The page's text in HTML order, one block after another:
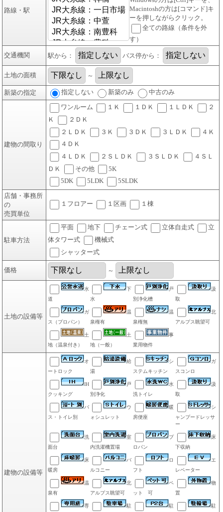
路線・駅
Macintoshの方は[コマンド]キ
ーを押しながらクリック。
全ての路線（条件を外
す）
交通機関 駅から： バス停から：
土地の面積 ～
新築の指定 指定しない 新築のみ 中古のみ
建物の間取り
ワンルーム １Ｋ １ＤＫ １ＬＤＫ
２
Ｋ
２ＤＫ
２ＬＤＫ
３Ｋ ３ＤＫ ３ＬＤＫ
４Ｋ
４ＤＫ
４ＬＤＫ
２ＳＬＤＫ ３ＳＬＤＫ
４ＳＬ
ＤＫ
その他
5K
5DK
5LDK
5SLDK
店舗・事務所
の
売買単位
１フロアー １区画 １棟
駐車方法
平面 地下 チェーン式 立体自走式
立
体タワー式
機械式
シャッター式
価格 ～
土地の設備等
水
道
下
水
戸
別浄化槽
汲
取
ガ
ス（プロパン）
温
泉権有
温
泉権無
北
アルプス眺望可
土
地（温泉付き）
土
地（一般）
事
業用物件
建物の設備等
オ
ートロック
給
湯
シ
ステムキッチン
ガ
スコンロ
IH
クッキング
戸
別浄化
水
洗トイレ
汲
取
バ
ス・トイレ別
ウ
ォシュレット
暖
房便座
シ
ャンプードレッサ
ー
洗
面台
室
内洗濯機置場
プ
ロパン
床
下収納
床
暖房
バ
ルコニー
ロ
フト
エ
レベーター
温
泉有
北
アルプス眺望可
ペ
ット 可
物
置
専 駐 駐 駐